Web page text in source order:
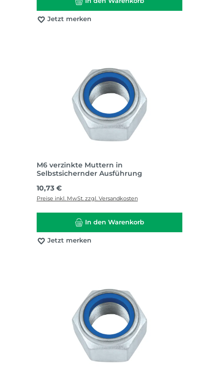
Jetzt merken
M6 verzinkte Muttern in
Selbstsichernder Ausführung
Regulärer Preis:
10,73 €
Preise inkl. MwSt. zzgl. Versandkosten
In den Warenkorb
Jetzt merken